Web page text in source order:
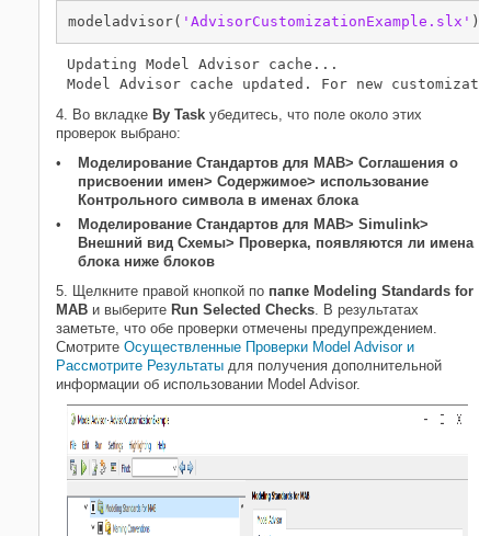
modeladvisor( 'AdvisorCustomizationExample.slx' );
Updating Model Advisor cache...
4. Во вкладке By Task убедитесь, что поле около этих
проверок выбрано:
Моделирование Стандартов для MAB> Соглашения о
присвоении имен> Содержимое> использование
Контрольного символа в именах блока
Моделирование Стандартов для MAB> Simulink>
Внешний вид Схемы> Проверка, появляются ли имена
блока ниже блоков
5. Щелкните правой кнопкой по папке Modeling Standards for
MAB и выберите Run Selected Checks . В результатах
заметьте, что обе проверки отмечены предупреждением.
Смотрите Осуществленные Проверки Model Advisor и
Рассмотрите Результаты для получения дополнительной
информации об использовании Model Advisor.